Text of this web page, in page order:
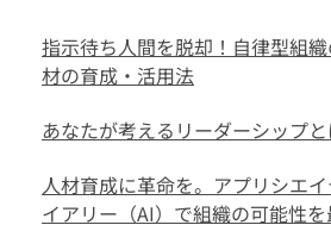
指示待ち人間を脱却！自律型組
材の育成・活用法
あなたが考えるリーダーシップ
人材育成に革命を。アプリシエ
イアリー（AI）で組織の可能性